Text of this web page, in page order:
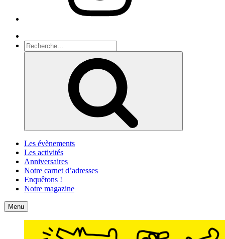
Recherche
pour
Les évènements
Les activités
Anniversaires
Notre carnet d’adresses
Enquêtons !
Notre magazine
Accueil
Menu Contact